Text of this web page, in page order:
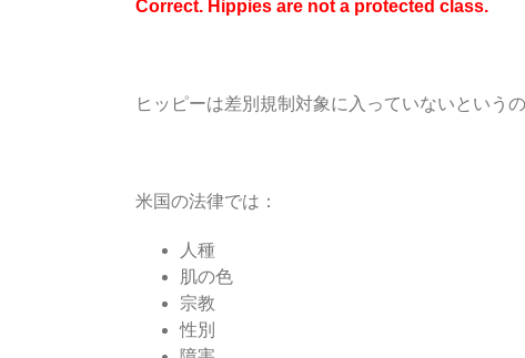
Correct. Hippies are not a protected class.
ヒッピーは差別規制対象に入っていないというの
米国の法律では：
人種
肌の色
宗教
性別